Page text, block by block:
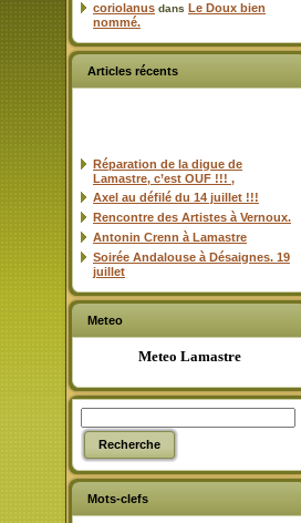
coriolanus dans Le Doux bien
nommé.
Articles récents
Réparation de la digue de
Lamastre, c’est OUF !!! ,
Axel au défilé du 14 juillet !!!
Rencontre des Artistes à Vernoux.
Antonin Crenn à Lamastre
Soirée Andalouse à Désaignes. 19
juillet
Meteo
Meteo Lamastre
Mots-clefs